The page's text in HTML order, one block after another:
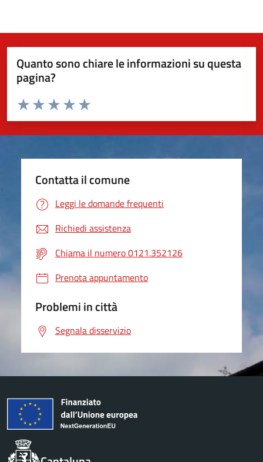
Quanto sono chiare le informazioni su questa
pagina?
Valuta da 1 a 5 stelle la pagina
Valuta 5 stelle su 5
Valuta 4 stelle su 5
Valuta 3 stelle su 5
Valuta 2 stelle su 5
Valuta 1 stelle su 5
Contatta il comune
Leggi le domande frequenti
Richiedi assistenza
Chiama il numero 0121.352126
Prenota appuntamento
Problemi in città
Segnala disservizio